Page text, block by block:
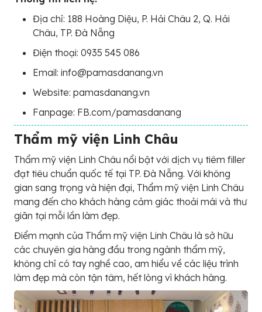
Địa chỉ: 188 Hoàng Diệu, P. Hải Châu 2, Q. Hải
Châu, TP. Đà Nẵng
Điện thoại: 0935 545 086
Email: info@pamasdanang.vn
Website: pamasdanang.vn
Fanpage: FB.com/pamasdanang
Thẩm mỹ viện Linh Châu
Thẩm mỹ viện Linh Châu nổi bật với dịch vụ tiêm filler
đạt tiêu chuẩn quốc tế tại TP. Đà Nẵng. Với không
gian sang trọng và hiện đại, Thẩm mỹ viện Linh Châu
mang đến cho khách hàng cảm giác thoải mái và thư
giãn tại mỗi lần làm đẹp.
Điểm mạnh của Thẩm mỹ viện Linh Châu là sở hữu
các chuyên gia hàng đầu trong ngành thẩm mỹ,
không chỉ có tay nghề cao, am hiểu về các liệu trình
làm đẹp mà còn tận tâm, hết lòng vì khách hàng.